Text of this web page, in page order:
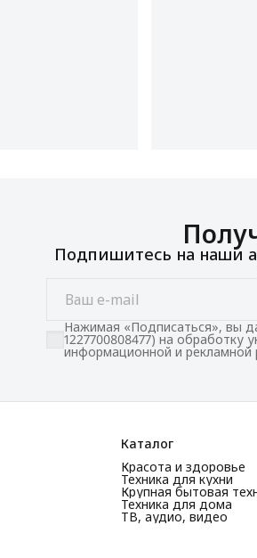
Подпишитесь на наши
Нажимая «Подписаться», вы
1227700808477) на обработку
информационной и рекламной
Каталог
Красота и здоровье
Техника для кухни
Крупная бытовая
Техника для дома
ТВ, аудио, видео